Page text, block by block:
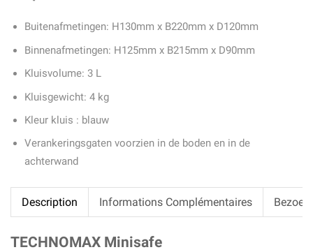
Buitenafmetingen: H130mm x B220mm x D120mm
Binnenafmetingen: H125mm x B215mm x D90mm
Kluisvolume: 3 L
Kluisgewicht: 4 kg
Kleur kluis : blauw
Verankeringsgaten voorzien in de boden en in de
achterwand
Description Informations Complémentaires
TECHNOMAX Minisafe